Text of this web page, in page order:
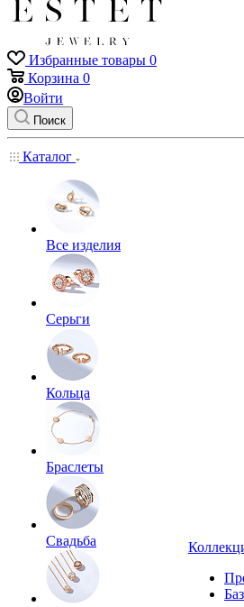
Избранные товары 0
Корзина 0
Войти
Поиск
Каталог
Все изделия
Серьги
Кольца
Браслеты
Свадьба